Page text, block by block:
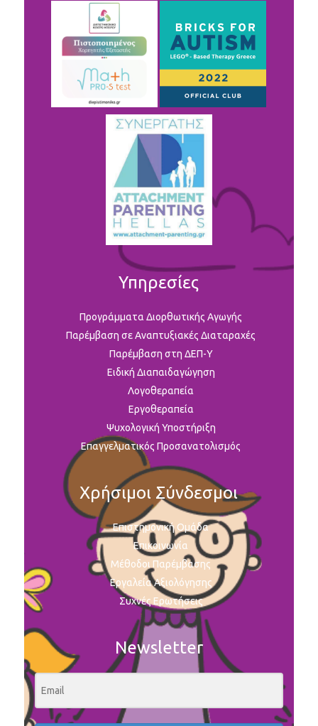
Υπηρεσίες
Προγράμματα Διορθωτικής Αγωγής
Παρέμβαση σε Αναπτυξιακές Διαταραχές
Παρέμβαση στη ΔΕΠ-Υ
Ειδική Διαπαιδαγώγηση
Λογοθεραπεία
Εργοθεραπεία
Ψυχολογική Υποστήριξη
Επαγγελματικός Προσανατολισμός
Χρήσιμοι Σύνδεσμοι
Επιστημονική Ομάδα
Επικοινωνία
Μέθοδοι Παρέμβασης
Εργαλεία Αξιολόγησης
Συχνές Ερωτήσεις
Newsletter